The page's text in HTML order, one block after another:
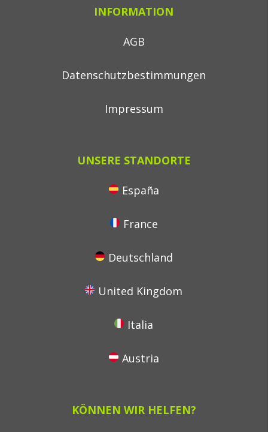
INFORMATION
AGB
Datenschutzbestimmungen
Impressum
UNSERE STANDORTE
España
France
Deutschland
United Kingdom
Italia
Austria
KÖNNEN WIR HELFEN?